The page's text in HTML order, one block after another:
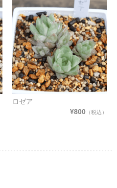
ロゼア
¥800 （税込）